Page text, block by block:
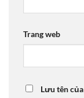
Trang web
Lưu tên